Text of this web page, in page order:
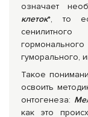
означает
клеток*, то
гуморального,
Такое
освоить
онтогенеза:
как это